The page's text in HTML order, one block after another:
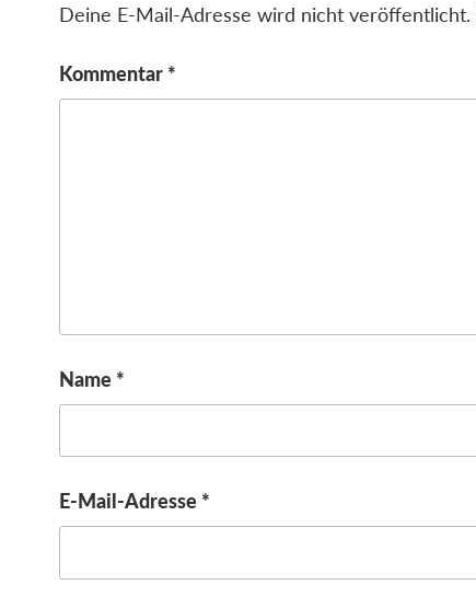
Deine E-Mail-Adresse wird nicht veröffentlicht.
Kommentar *
Name *
E-Mail-Adresse *